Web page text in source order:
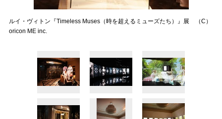
ルイ・ヴィトン『Timeless Muses（時を超えるミューズたち）』展 （C）
oricon ME inc.